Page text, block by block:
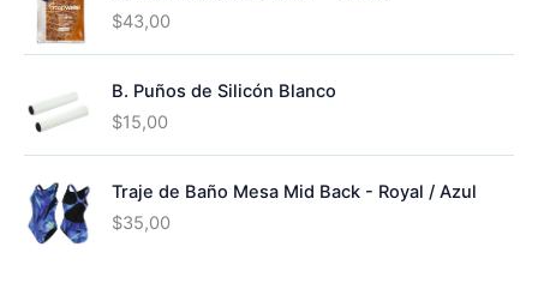
$43,00
B. Puños de Silicón Blanco
$15,00
Traje de Baño Mesa Mid Back - Royal / Azul
$35,00